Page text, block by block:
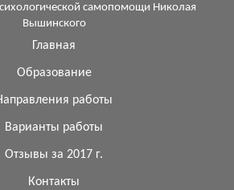
самопомощи Николая
Вышинского
Главная
Образование
работы
Варианты работы
Отзывы за 2017 г.
Контакты